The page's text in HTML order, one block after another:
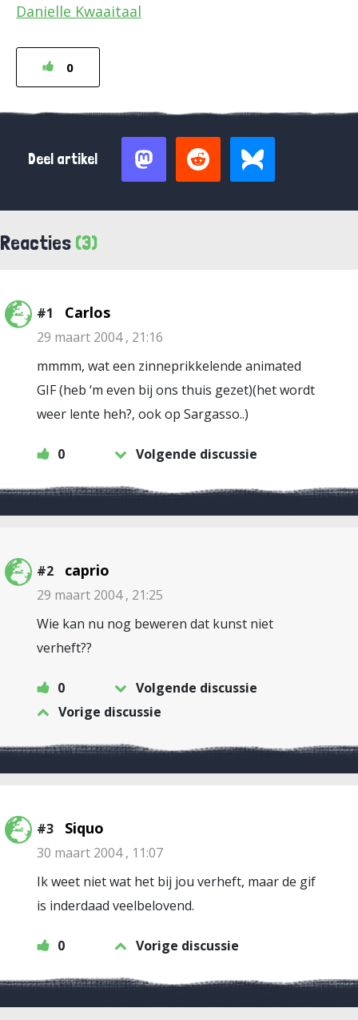
Danielle Kwaaitaal
0
Deel artikel
Reacties (3)
#1 Carlos
29 maart 2004 , 21:16
mmmm, wat een zinneprikkelende animated
GIF (heb ‘m even bij ons thuis gezet)(het wordt
weer lente heh?, ook op Sargasso..)
0 Volgende discussie
#2 caprio
29 maart 2004 , 21:25
Wie kan nu nog beweren dat kunst niet
verheft??
0
Volgende discussie
Vorige discussie
#3 Siquo
30 maart 2004 , 11:07
Ik weet niet wat het bij jou verheft, maar de gif
is inderdaad veelbelovend.
0 Vorige discussie